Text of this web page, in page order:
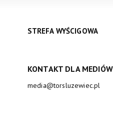
STREFA WYŚCIGOWA
KONTAKT DLA MEDIÓW
media@torsluzewiec.pl